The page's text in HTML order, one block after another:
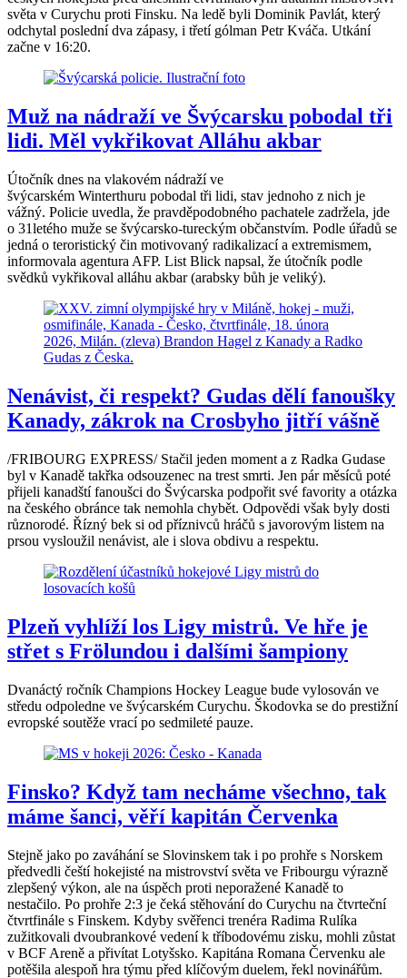
světa v Curychu proti Finsku. Na ledě byli Dominik Pavlát, který
odchytal poslední dva zápasy, i třetí gólman Petr Kváča. Utkání
začne v 16:20.
Muž na nádraží ve Švýcarsku pobodal tři
lidi. Měl vykřikovat Alláhu akbar
Útočník dnes na vlakovém nádraží ve
švýcarském Winterthuru pobodal tři lidi, stav jednoho z nich je
vážný. Policie uvedla, že pravděpodobného pachatele zadržela, jde
o 31letého muže se švýcarsko-tureckým občanstvím. Podle úřadů se
jedná o teroristický čin motivovaný radikalizací a extremismem,
informovala agentura AFP. List Blick napsal, že útočník podle
svědků vykřikoval alláhu akbar (arabsky bůh je veliký).
Nenávist, či respekt? Gudas dělí fanoušky
Kanady, zákrok na Crosbyho jitří vášně
/FRIBOURG EXPRESS/ Stačil jeden moment a z Radka Gudase
byl v Kanadě takřka odsouzenec na trest smrti. Jen pár měsíců poté
přijeli kanadští fanoušci do Švýcarska podpořit své favority a otázka
na českého obránce tak nemohla chybět. Odpovědi však byly dosti
různorodé. Řízný bek si od příznivců hráčů s javorovým listem na
prsou vysloužil nenávist, ale i slova obdivu a respektu.
Plzeň vyhlíží los Ligy mistrů. Ve hře je
střet s Frölundou i dalšími šampiony
Dvanáctý ročník Champions Hockey League bude vylosován ve
středu odpoledne ve švýcarském Curychu. Škodovka se do prestižní
evropské soutěže vrací po sedmileté pauze.
Finsko? Když tam necháme všechno, tak
máme šanci, věří kapitán Červenka
Stejně jako po zaváhání se Slovinskem tak i po prohře s Norskem
předvedli čeští hokejisté na mistrovství světa ve Fribourgu výrazně
zlepšený výkon, ale na úspěch proti neporažené Kanadě to
nestačilo. Po prohře 2:3 je čeká stěhování do Curychu na čtvrteční
čtvrtfinále s Finskem. Kdyby svěřenci trenéra Radima Rulíka
zužitkovali dvoubrankové vedení k tříbodovému zisku, mohli zůstat
v BCF Areně a přivítat Lotyšsko. Kapitána Romana Červenku ale
potěšila alespoň hra týmu před klíčovým duelem, řekl novinářům.